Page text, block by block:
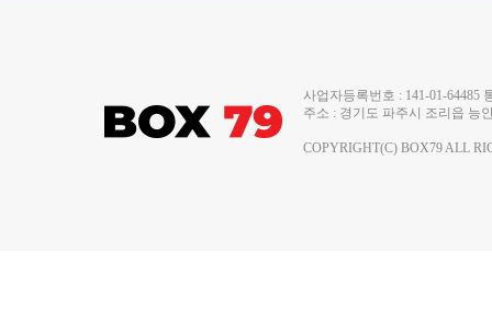
사업자등록번호 : 141-01-
주소 : 경기도 파주시 조리읍 능
COPYRIGHT(C) BOX79 ALL